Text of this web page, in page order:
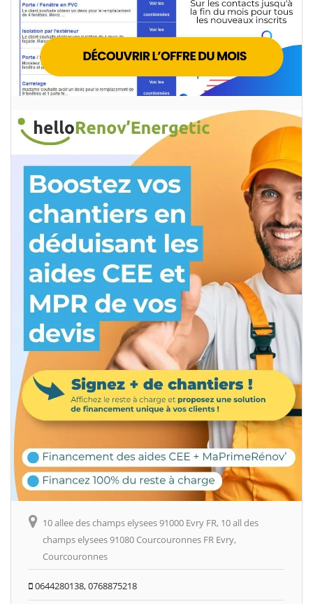
10 allee des champs elysees 91000 Evry FR, 10 all des
champs elysees 91080 Courcouronnes FR Evry,
Courcouronnes
0644280138, 0768875218